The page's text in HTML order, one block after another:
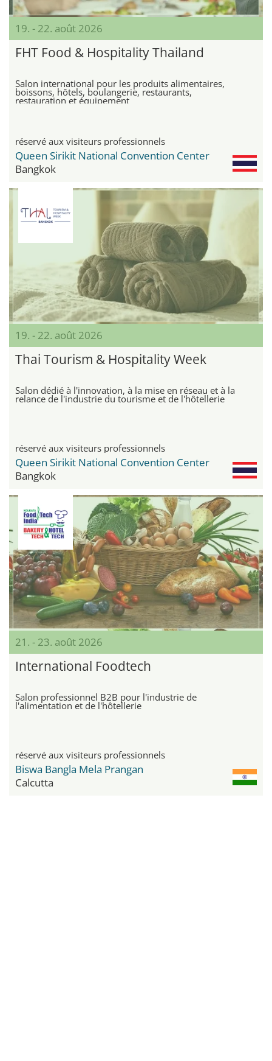
19. - 22. août 2026
FHT Food & Hospitality Thailand
Salon international pour les produits alimentaires,
boissons, hôtels, boulangerie, restaurants,
restauration et équipement
réservé aux visiteurs professionnels
Queen Sirikit National Convention Center
Bangkok
19. - 22. août 2026
Thai Tourism & Hospitality Week
Salon dédié à l'innovation, à la mise en réseau et à la
relance de l'industrie du tourisme et de l'hôtellerie
réservé aux visiteurs professionnels
Queen Sirikit National Convention Center
Bangkok
21. - 23. août 2026
International Foodtech
Salon professionnel B2B pour l'industrie de
l'alimentation et de l'hôtellerie
réservé aux visiteurs professionnels
Biswa Bangla Mela Prangan
Calcutta